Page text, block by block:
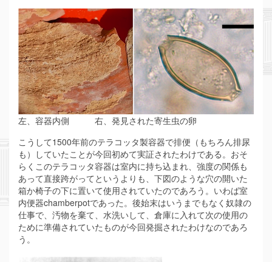
左、容器内側 右、発見された寄生虫の卵
こうして1500年前のテラコッタ製容器で排便（もちろん排尿
も）していたことが今回初めて実証されたわけである。おそ
らくこのテラコッタ容器は室内に持ち込まれ、強度の関係も
あって直接跨がってというよりも、下図のような穴の開いた
箱か椅子の下に置いて使用されていたのであろう。いわば室
内便器chamberpotであった。後始末はいうまでもなく奴隷の
仕事で、汚物を棄て、水洗いして、倉庫に入れて次の使用の
ために準備されていたものが今回発掘されたわけなのであろ
う。